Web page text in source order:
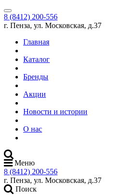
8 (8412) 200-556
г. Пенза, ул. Московская, д.37
Главная
Каталог
Бренды
Акции
Новости и истории
О нас
Меню
8 (8412) 200-556
г. Пенза, ул. Московская, д.37
Поиск